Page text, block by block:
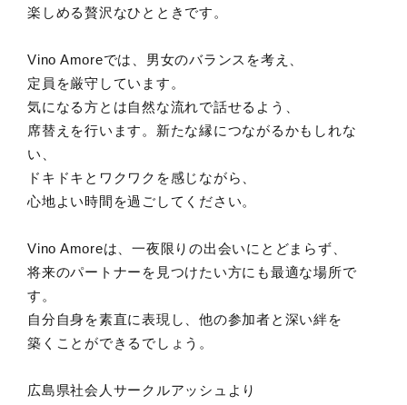
楽しめる贅沢なひとときです。
Vino Amoreでは、男女のバランスを考え、
定員を厳守しています。
気になる方とは自然な流れで話せるよう、
席替えを行います。新たな縁につながるかもしれな
い、
ドキドキとワクワクを感じながら、
心地よい時間を過ごしてください。
Vino Amoreは、一夜限りの出会いにとどまらず、
将来のパートナーを見つけたい方にも最適な場所で
す。
自分自身を素直に表現し、他の参加者と深い絆を
築くことができるでしょう。
広島県社会人サークルアッシュより